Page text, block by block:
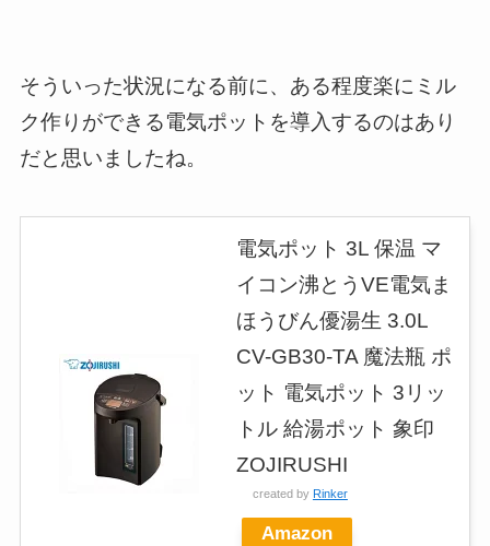
そういった状況になる前に、ある程度楽にミル
ク作りができる電気ポットを導入するのはあり
だと思いましたね。
電気ポット 3L 保温 マ
イコン沸とうVE電気ま
ほうびん優湯生 3.0L
CV-GB30-TA 魔法瓶 ポ
ット 電気ポット 3リッ
トル 給湯ポット 象印
ZOJIRUSHI
created by Rinker
Amazon